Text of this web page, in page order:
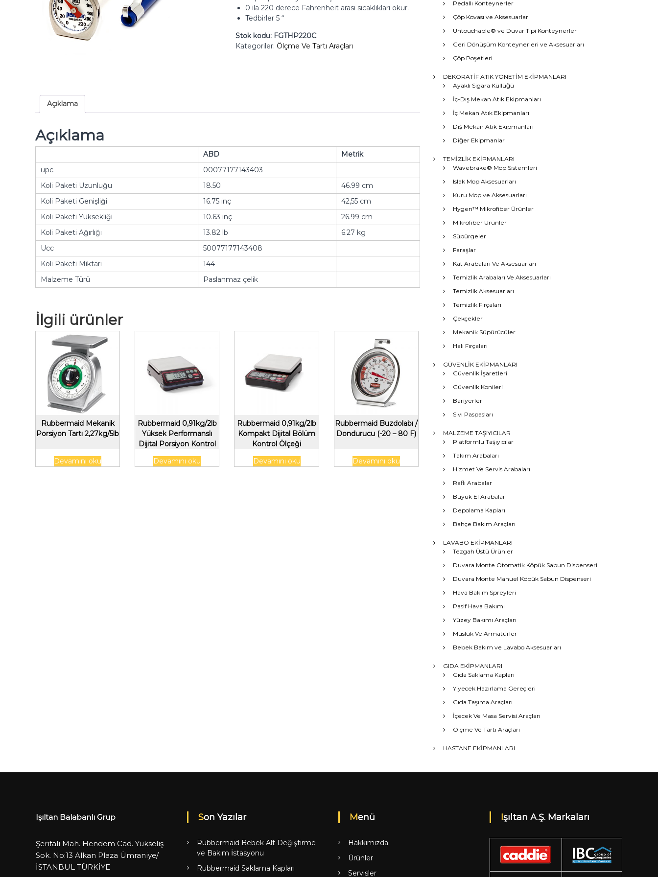
0 ila 220 derece Fahrenheit arası sıcaklıkları okur.
Tedbirler 5 “
Stok kodu: FGTHP220C
Kategoriler: Ölçme Ve Tartı Araçları
Açıklama
Açıklama
ABD
Metrik
upc
00077177143403
Koli Paketi Uzunluğu
18.50
46.99 cm
Koli Paketi Genişliği
16.75 inç
42,55 cm
Koli Paketi Yüksekliği
10.63 inç
26.99 cm
Koli Paketi Ağırlığı
13.82 lb
6.27 kg
Ucc
50077177143408
Koli Paketi Miktarı
144
Malzeme Türü
Paslanmaz çelik
İlgili ürünler
Rubbermaid Mekanik
Porsiyon Tartı 2,27kg/5lb
Devamını oku
Rubbermaid 0,91kg/2lb
Yüksek Performanslı
Dijital Porsiyon Kontrol
Ölçeği
Devamını oku
Rubbermaid 0,91kg/2lb
Kompakt Dijital Bölüm
Kontrol Ölçeği
Devamını oku
Rubbermaid Buzdolabı /
Dondurucu (-20 – 80 F)
Devamını oku
Pedallı Konteynerler
Çöp Kovası ve Aksesuarları
Untouchable® ve Duvar Tipi Konteynerler
Geri Dönüşüm Konteynerleri ve Aksesuarları
Çöp Poşetleri
DEKORATİF ATIK YÖNETİM EKİPMANLARI
Ayaklı Sigara Küllüğü
İç-Dış Mekan Atık Ekipmanları
İç Mekan Atık Ekipmanları
Dış Mekan Atık Ekipmanları
Diğer Ekipmanlar
TEMİZLİK EKİPMANLARI
Wavebrake® Mop Sistemleri
Islak Mop Aksesuarları
Kuru Mop ve Aksesuarları
Hygen™ Mikrofiber Ürünler
Mikrofiber Ürünler
Süpürgeler
Faraşlar
Kat Arabaları Ve Aksesuarları
Temizlik Arabaları Ve Aksesuarları
Temizlik Aksesuarları
Temizlik Fırçaları
Çekçekler
Mekanik Süpürücüler
Halı Fırçaları
GÜVENLİK EKİPMANLARI
Güvenlik İşaretleri
Güvenlik Konileri
Bariyerler
Sıvı Paspasları
MALZEME TAŞIYICILAR
Platformlu Taşıyıcılar
Takım Arabaları
Hizmet Ve Servis Arabaları
Raflı Arabalar
Büyük El Arabaları
Depolama Kapları
Bahçe Bakım Araçları
LAVABO EKİPMANLARI
Tezgah Üstü Ürünler
Duvara Monte Otomatik Köpük Sabun Dispenseri
Duvara Monte Manuel Köpük Sabun Dispenseri
Hava Bakım Spreyleri
Pasif Hava Bakımı
Yüzey Bakımı Araçları
Musluk Ve Armatürler
Bebek Bakım ve Lavabo Aksesuarları
GIDA EKİPMANLARI
Gıda Saklama Kapları
Yiyecek Hazırlama Gereçleri
Gıda Taşıma Araçları
İçecek Ve Masa Servisi Araçları
Ölçme Ve Tartı Araçları
HASTANE EKİPMANLARI
Işıltan Balabanlı Grup
Şerifali Mah. Hendem Cad. Yükseliş
Sok. No:13 Alkan Plaza Ümraniye/
İSTANBUL TÜRKİYE
Son Yazılar
Rubbermaid Bebek Alt Değiştirme
ve Bakım İstasyonu
Rubbermaid Saklama Kapları
Menü
Hakkımızda
Ürünler
Servisler
Işıltan A.Ş. Markaları